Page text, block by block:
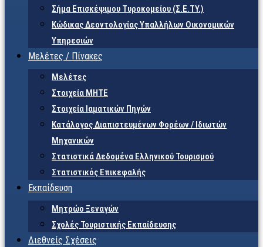
Σήμα Επισκέψιμου Τυροκομείου (Σ.Ε.TY.)
Κώδικας Δεοντολογίας Υπαλλήλων Οικονομικών
Υπηρεσιών
Μελέτες / Πίνακες
Μελέτες
Στοιχεία ΜΗΤΕ
Στοιχεία Ιαματικών Πηγών
Κατάλογος Διαπιστευμένων Φορέων / Ιδιωτών
Μηχανικών
Στατιστικά Δεδομένα Ελληνικού Τουρισμού
Στατιστικός Επικεφαλής
Εκπαίδευση
Μητρώο Ξεναγών
Σχολές Τουριστικής Εκπαίδευσης
Διεθνείς Σχέσεις